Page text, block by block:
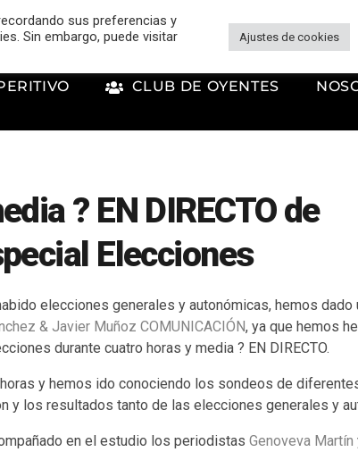
CLUB DE OYENTES
? EN DIRECTO de
Elecciones
elecciones generales y autonómicas, hemos dado
& Javier Muñoz COMUNICACIÓN, ya que hemos
durante cuatro horas y media ? EN DIRECTO.
y hemos ido conociendo los sondeos de
y los resultados tanto de las elecciones generales y
en el estudio los periodistas Genoveva Martín
sus preferencias y
Sin embargo, puede visitar
Ajustes de cookies